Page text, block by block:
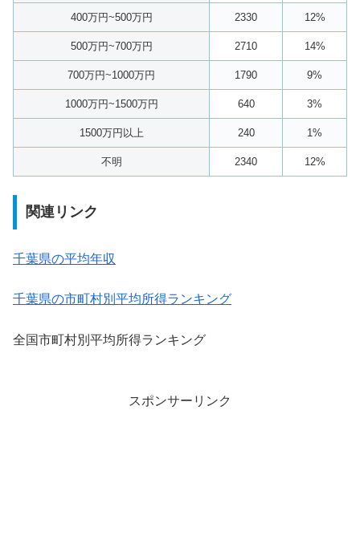
400万円~500万円 2330 12%
500万円~700万円 2710 14%
700万円~1000万円 1790 9%
1000万円~1500万円 640 3%
1500万円以上 240 1%
不明 2340 12%
関連リンク
千葉県の平均年収
千葉県の市町村別平均所得ランキング
全国市町村別平均所得ランキング
スポンサーリンク